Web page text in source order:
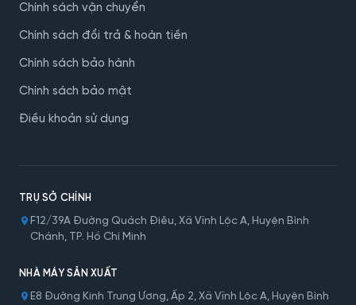
Chính sách vận chuyển
Chính sách đổi trả & hoàn tiền
Chính sách bảo hành
Chính sách bảo mật
Điều khoản sử dụng
TRỤ SỞ CHÍNH
F12/39A Đường Quách Điêu, Xã Vĩnh Lộc A, Huyện Bình
Chánh, TP. Hồ Chí Minh
NHÀ MÁY SẢN XUẤT
E8 Đường Kinh Trung Ương, Ấp 2, Xã Vĩnh Lộc A, Huyện Bình